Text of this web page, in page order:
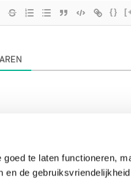
goed te laten functioneren,
en de
{}